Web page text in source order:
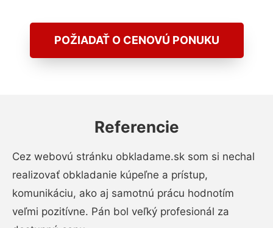
POŽIADAŤ O CENOVÚ PONUKU
Referencie
Cez webovú stránku obkladame.sk som si nechal
realizovať obkladanie kúpeľne a prístup,
komunikáciu, ako aj samotnú prácu hodnotím
veľmi pozitívne. Pán bol veľký profesionál za